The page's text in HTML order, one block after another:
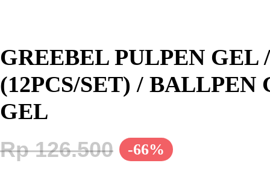
GREEBEL PULPEN GEL
(12PCS/SET) /
GEL
-66%
Rp126.500